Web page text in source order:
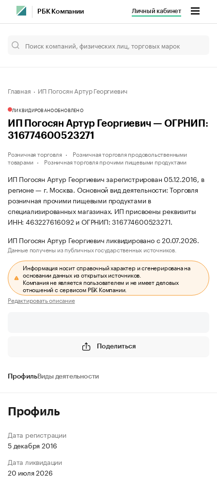
РБК Компании Личный кабинет
Главная ИП Погосян Артур Георгиевич
ЛИКВИДИРОВАНООБНОВЛЕНО
ИП Погосян Артур Георгиевич — ОГРНИП:
316774600523271
Розничная торговля
Розничная торговля продовольственными
товарами
Розничная торговля прочими пищевыми продуктами
ИП Погосян Артур Георгиевич зарегистрирован 05.12.2016, в
регионе — г. Москва. Основной вид деятельности: Торговля
розничная прочими пищевыми продуктами в
специализированных магазинах. ИП присвоены реквизиты
ИНН: 463227616092 и ОГРНИП: 316774600523271.
ИП Погосян Артур Георгиевич ликвидировано с 20.07.2026.
Данные получены из публичных государственных источников.
Информация носит справочный характер и сгенерирована на
основании данных из открытых источников.
Компания не является пользователем и не имеет деловых
отношений с сервисом РБК Компании.
Редактировать описание
Поделиться
ПрофильВиды деятельности
Профиль
Дата регистрации
5 декабря 2016
Дата ликвидации
20 июля 2026